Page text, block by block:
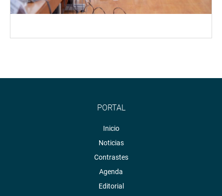
PORTAL
Inicio
Noticias
Contrastes
Agenda
Editorial